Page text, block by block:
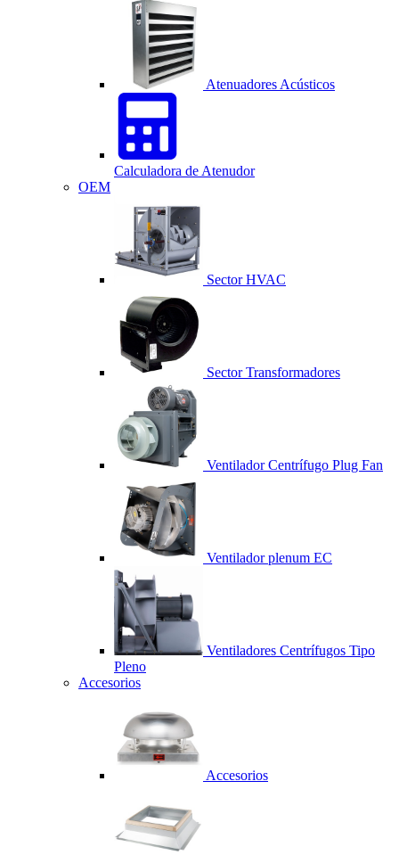
Atenuadores Acústicos
Calculadora de Atenudor
OEM
Sector HVAC
Sector Transformadores
Ventilador Centrífugo Plug Fan
Ventilador plenum EC
Ventiladores Centrífugos Tipo
Pleno
Accesorios
Accesorios